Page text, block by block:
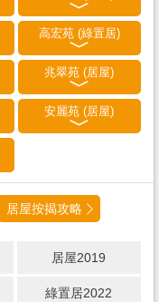
高宏苑 (綠置居)
兆翠苑 (居屋)
安麗苑 (居屋)
居屋按揭攻略
居屋2019
綠置居2022